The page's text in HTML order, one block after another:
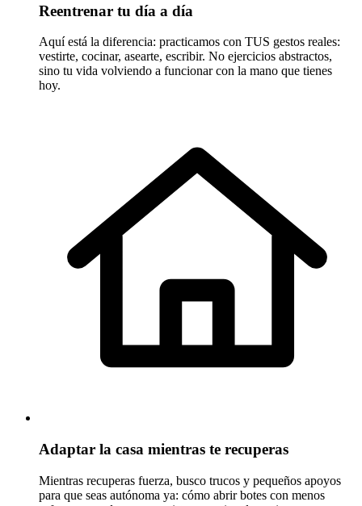
Reentrenar tu día a día
Aquí está la diferencia: practicamos con TUS gestos reales:
vestirte, cocinar, asearte, escribir. No ejercicios abstractos,
sino tu vida volviendo a funcionar con la mano que tienes
hoy.
Adaptar la casa mientras te recuperas
Mientras recuperas fuerza, busco trucos y pequeños apoyos
para que seas autónoma ya: cómo abrir botes con menos